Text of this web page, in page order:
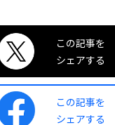
この記事を
シェアする
この記事を
シェアする